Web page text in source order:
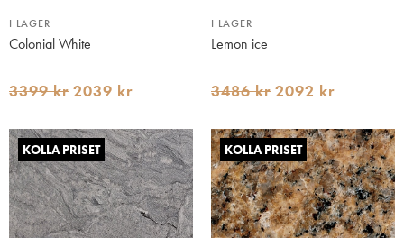
I LAGER
Colonial White
3399 kr 2039 kr
I LAGER
Lemon ice
3486 kr 2092 kr
KOLLA PRISET KOLLA PRISET